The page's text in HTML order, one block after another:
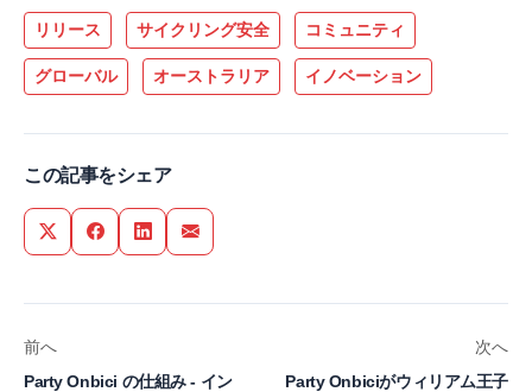
リリース サイクリング安全 コミュニティ
グローバル オーストラリア イノベーション
この記事をシェア
Share on Twitter
Share on Facebook
Share on LinkedIn
Share via Email
前へ
Party Onbici の仕組み - イン
次へ
Party Onbiciがウィリアム王子